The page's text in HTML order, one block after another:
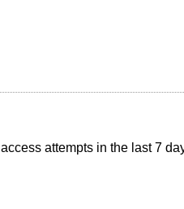
access attempts in the last 7